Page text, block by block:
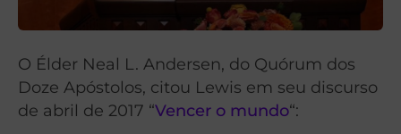
O Élder Neal L. Andersen, do Quórum dos
Doze Apóstolos, citou Lewis em seu discurso
de abril de 2017 “Vencer o mundo“: